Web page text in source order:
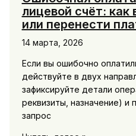
лицевой счёт: как
или перенести
14 марта, 2026
Если вы ошибочно
действуйте в двух
зафиксируйте детали
реквизиты, назначение) и
запрос